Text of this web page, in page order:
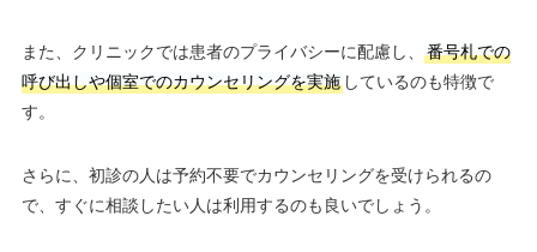
また、クリニックでは患者のプライバシーに配慮し、
番号札での
呼び出しや個室でのカウンセリングを実施しているのも特徴で
す。
さらに、初診の人は予約不要でカウンセリングを受けられるの
で、すぐに相談したい人は利用するのも良いでしょう。